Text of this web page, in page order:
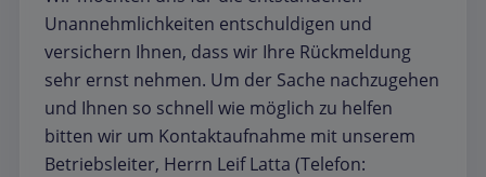
Unannehmlichkeiten entschuldigen und
versichern Ihnen, dass wir Ihre Rückmeldung
sehr ernst nehmen. Um der Sache nachzugehen
und Ihnen so schnell wie möglich zu helfen
bitten wir um Kontaktaufnahme mit unserem
Betriebsleiter, Herrn Leif Latta (Telefon: